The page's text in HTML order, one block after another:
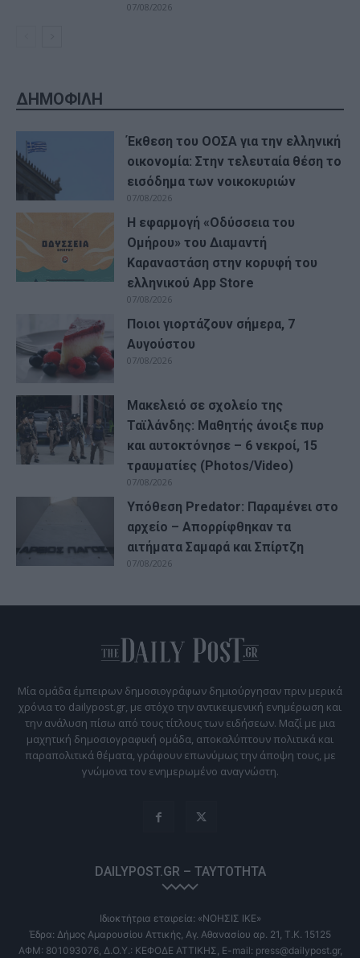
07/08/2026
ΔΗΜΟΦΙΛΗ
Έκθεση του ΟΟΣΑ για την ελληνική
οικονομία: Στην τελευταία θέση το
εισόδημα των νοικοκυριών
07/08/2026
Η εφαρμογή «Οδύσσεια του
Ομήρου» του Διαμαντή
Καραναστάση στην κορυφή του
ελληνικού App Store
07/08/2026
Ποιοι γιορτάζουν σήμερα, 7
Αυγούστου
07/08/2026
Μακελειό σε σχολείο της
Ταϊλάνδης: Μαθητής άνοιξε πυρ
και αυτοκτόνησε – 6 νεκροί, 15
τραυματίες (Photos/Video)
07/08/2026
Υπόθεση Predator: Παραμένει στο
αρχείο – Απορρίφθηκαν τα
αιτήματα Σαμαρά και Σπίρτζη
07/08/2026
Μία ομάδα έμπειρων δημοσιογράφων δημιούργησαν πριν μερικά
χρόνια το dailypost.gr, με στόχο την αντικειμενική ενημέρωση και
την ανάλυση πίσω από τους τίτλους των ειδήσεων. Μαζί με μια
μαχητική δημοσιογραφική ομάδα, αποκαλύπτουν πολιτικά και
παραπολιτικά θέματα, γράφουν επωνύμως την άποψη τους, με
γνώμονα τον ενημερωμένο αναγνώστη.
DAILYPOST.GR – ΤΑΥΤΌΤΗΤΑ
Ιδιοκτήτρια εταιρεία: «ΝΟΗΣΙΣ ΙΚΕ»
Έδρα: Δήμος Αμαρουσίου Αττικής, Αγ. Αθανασίου αρ. 21, Τ.Κ. 15125
ΑΦΜ: 801093076, Δ.Ο.Υ.: ΚΕΦΟΔΕ ΑΤΤΙΚΗΣ, E-mail: press@dailypost.gr,